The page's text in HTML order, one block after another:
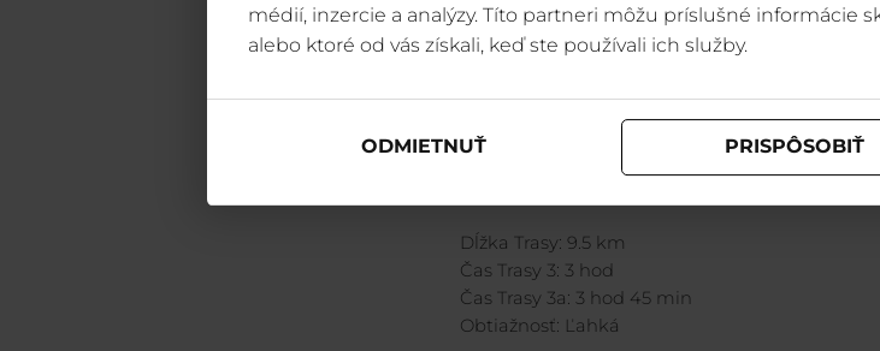
médií, inzercie a analýzy. Títo partneri môžu príslušné informácie
alebo ktoré od vás získali, keď ste používali ich služby.
ODMIETNUŤ PRISPÔSOBIŤ
popri Vrbickom Plese k Wellness Hotelu Grand
Alternatívna trasa 2a: Na Troch vodách
Mapa:
Dĺžka Trasy: 9.5 km
Čas Trasy 3: 3 hod
Čas Trasy 3a: 3 hod 45 min
Obtiažnosť: Ľahká